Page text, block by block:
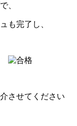
、
も完了し、
させてください